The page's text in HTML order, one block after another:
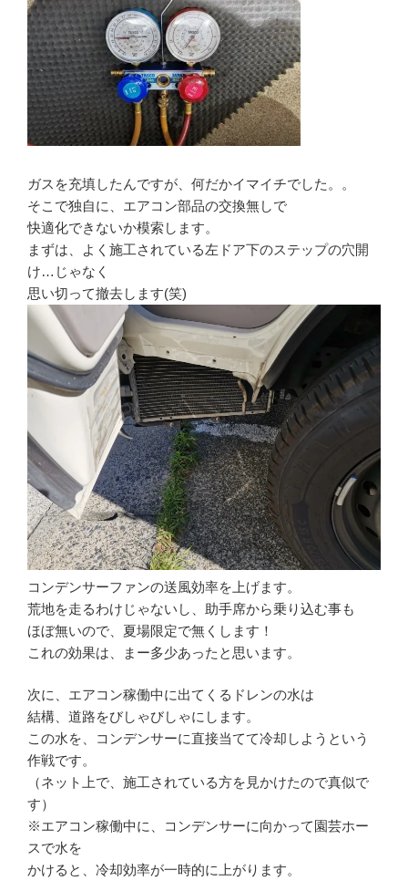
ガスを充填したんですが、何だかイマイチでした。。
そこで独自に、エアコン部品の交換無しで
快適化できないか模索します。
まずは、よく施工されている左ドア下のステップの穴開
け…じゃなく
思い切って撤去します(笑)
コンデンサーファンの送風効率を上げます。
荒地を走るわけじゃないし、助手席から乗り込む事も
ほぼ無いので、夏場限定で無くします！
これの効果は、まー多少あったと思います。
次に、エアコン稼働中に出てくるドレンの水は
結構、道路をびしゃびしゃにします。
この水を、コンデンサーに直接当てて冷却しようという
作戦です。
（ネット上で、施工されている方を見かけたので真似で
す）
※エアコン稼働中に、コンデンサーに向かって園芸ホー
スで水を
かけると、冷却効率が一時的に上がります。